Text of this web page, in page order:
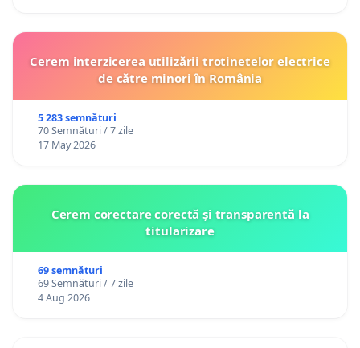
Cerem interzicerea utilizării trotinetelor electrice
de către minori în România
5 283 semnături
70 Semnături / 7 zile
17 May 2026
Cerem corectare corectă și transparentă la
titularizare
69 semnături
69 Semnături / 7 zile
4 Aug 2026